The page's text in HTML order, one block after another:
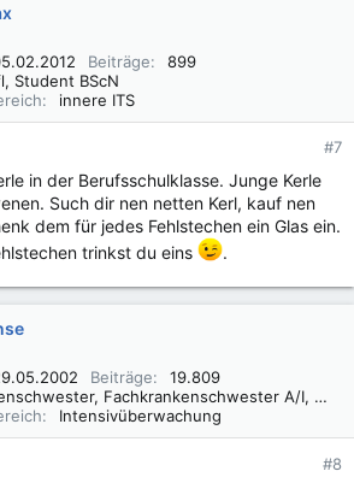
Beiträge
899
Student BScN
innere ITS
#7
in der Berufsschulklasse. Junge Kerle
Such dir nen netten Kerl, kauf nen
dem für jedes Fehlstechen ein Glas ein.
trinkst du eins
.
Beiträge
19.809
Krankenschwester, Fachkrankenschwester A/I, Praxisbegleiter Basale Stimulation
Intensivüberwachung
#8